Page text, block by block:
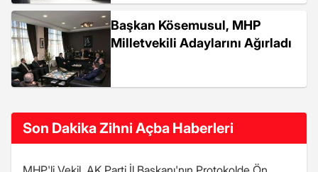
Başkan Kösemusul, MHP
Milletvekili Adaylarını Ağırladı
Son Dakika Zihni Açba Haberleri